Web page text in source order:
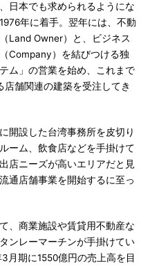
日本でも求められるようにな
年に着手。翌年には、不動
Land Owner）と、ビジネス
Company）を結びつける独
ム」の営業を始め、これまで
舗関連の建築を受注してき
開設した台湾事務所を皮切り
ーム、飲食店などを手掛けて
店ニーズが高いエリアだと見
通店舗事業を開始するに至っ
、商業施設や賃貸用不動産な
ンレーマーチンが手掛けてい
月期に1550億円の売上高を目